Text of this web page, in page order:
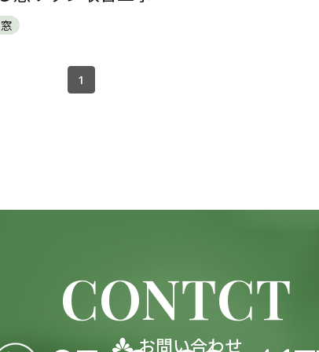
窓
1
CONTCT
お問い合わせ